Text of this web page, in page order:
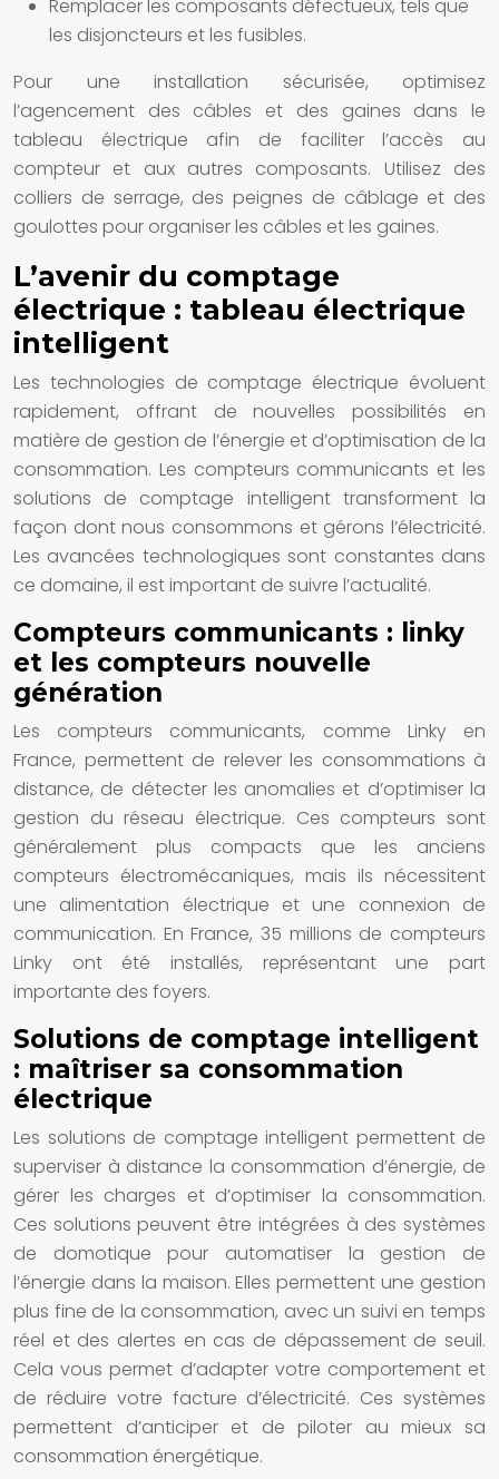
Remplacer les composants défectueux, tels que
les disjoncteurs et les fusibles.
Pour une installation sécurisée, optimisez
l’agencement des câbles et des gaines dans le
tableau électrique afin de faciliter l’accès au
compteur et aux autres composants. Utilisez des
colliers de serrage, des peignes de câblage et des
goulottes pour organiser les câbles et les gaines.
L’avenir du comptage
électrique : tableau électrique
intelligent
Les technologies de comptage électrique évoluent
rapidement, offrant de nouvelles possibilités en
matière de gestion de l’énergie et d’optimisation de la
consommation. Les compteurs communicants et les
solutions de comptage intelligent transforment la
façon dont nous consommons et gérons l’électricité.
Les avancées technologiques sont constantes dans
ce domaine, il est important de suivre l’actualité.
Compteurs communicants : linky
et les compteurs nouvelle
génération
Les compteurs communicants, comme Linky en
France, permettent de relever les consommations à
distance, de détecter les anomalies et d’optimiser la
gestion du réseau électrique. Ces compteurs sont
généralement plus compacts que les anciens
compteurs électromécaniques, mais ils nécessitent
une alimentation électrique et une connexion de
communication. En France, 35 millions de compteurs
Linky ont été installés, représentant une part
importante des foyers.
Solutions de comptage intelligent
: maîtriser sa consommation
électrique
Les solutions de comptage intelligent permettent de
superviser à distance la consommation d’énergie, de
gérer les charges et d’optimiser la consommation.
Ces solutions peuvent être intégrées à des systèmes
de domotique pour automatiser la gestion de
l’énergie dans la maison. Elles permettent une gestion
plus fine de la consommation, avec un suivi en temps
réel et des alertes en cas de dépassement de seuil.
Cela vous permet d’adapter votre comportement et
de réduire votre facture d’électricité. Ces systèmes
permettent d’anticiper et de piloter au mieux sa
consommation énergétique.